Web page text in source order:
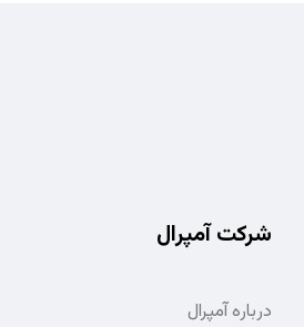
شرکت آمپرال
درباره آمپرال